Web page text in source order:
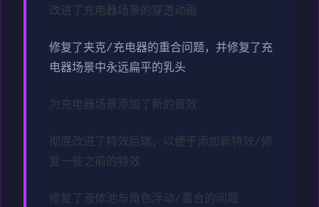
改进了充电器场景的穿透动画
修复了夹克/充电器的重合问题，并修复了充
电器场景中永远扁平的乳头
为充电器场景添加了新的音效
彻底改进了特效后端，以便于添加新特效/修
复一些之前的特效
修复了液体池与角色浮动/重合的问题